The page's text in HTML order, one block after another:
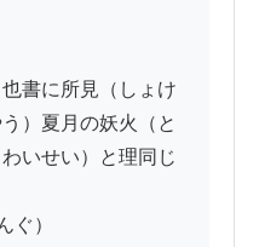
書に所見（しょけ
）夏月の妖火（と
いせい）と理同じ
）